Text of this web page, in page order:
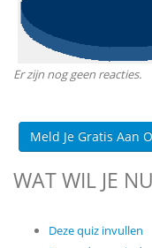
Er zijn nog geen reacties.
Meld Je Gratis Aan
WAT WIL JE
Deze quiz invullen